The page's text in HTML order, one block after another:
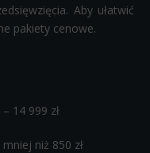
Aby ułatwić
pakiety cenowe.
14 999 zł
niż 850 zł